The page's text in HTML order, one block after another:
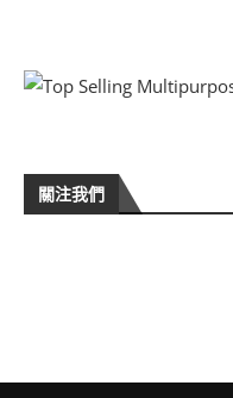
關注我們